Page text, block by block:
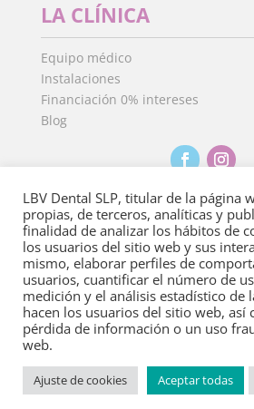
LA CLÍNICA
Equipo médico
Instalaciones
Financiación 0% intereses
Blog
Aviso Legal·Política de
cookies
Copyright 2022©Clínica Dental
reservados.
LBV Dental SLP, titular de la página
propias, de terceros, analíticas y
finalidad de analizar los hábitos de
los usuarios del sitio web y sus
mismo, elaborar perfiles de
usuarios, cuantificar el número de
medición y el análisis estadístico de
hacen los usuarios del sitio web, así
pérdida de información o un uso
web.
Ajuste de cookies Aceptar todas